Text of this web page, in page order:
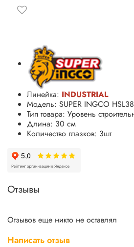
Линейка: INDUSTRIAL
Модель: SUPER INGCO
Тип товара: Уровень
Длина: 30 см
Количество глазков: 3шт
Отзывы
Отзывов еще никто не оставлял
Написать отзыв